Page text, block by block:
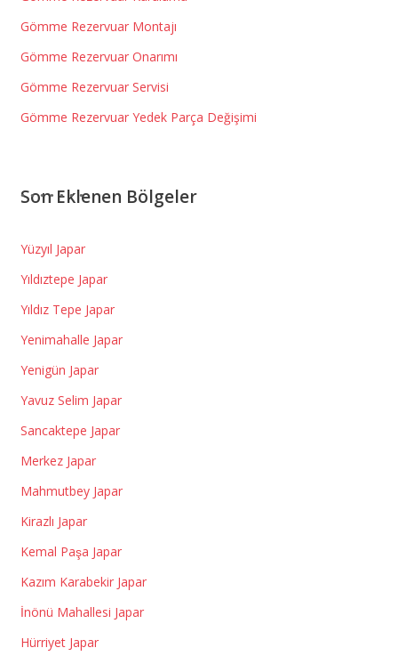
Gömme Rezervuar Montajı
Gömme Rezervuar Onarımı
Gömme Rezervuar Servisi
Gömme Rezervuar Yedek Parça Değişimi
Son Eklenen Bölgeler
Yüzyıl Japar
Yıldıztepe Japar
Yıldız Tepe Japar
Yenimahalle Japar
Yenigün Japar
Yavuz Selim Japar
Sancaktepe Japar
Merkez Japar
Mahmutbey Japar
Kirazlı Japar
Kemal Paşa Japar
Kazım Karabekir Japar
İnönü Mahallesi Japar
Hürriyet Japar